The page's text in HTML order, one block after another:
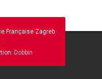
Française Zagreb
Dobbin